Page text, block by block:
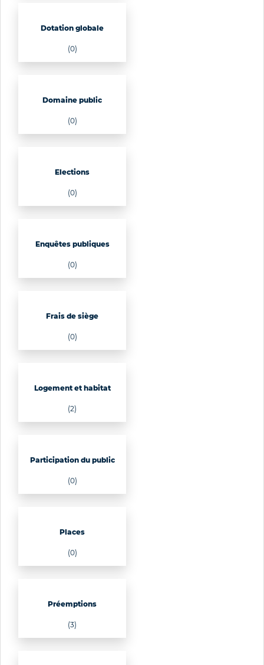
Dotation globale
(0)
Domaine public
(0)
Elections
(0)
Enquêtes publiques
(0)
Frais de siège
(0)
Logement et habitat
(2)
Participation du public
(0)
Places
(0)
Préemptions
(3)